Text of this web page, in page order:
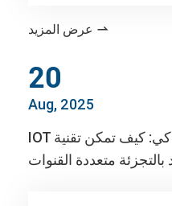

20
Aug, 2025
IOT الرقمي الذكي: كيف تمكن تقنية RFID للقرن
متعددة القنوات